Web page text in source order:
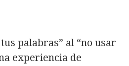
palabras” al “no usar
experiencia de